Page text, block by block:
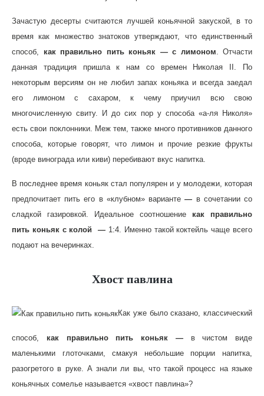
Зачастую десерты считаются лучшей коньячной закуской, в то
время как множество знатоков утверждают, что единственный
способ, как правильно пить коньяк — с лимоном. Отчасти
данная традиция пришла к нам со времен Николая II. По
некоторым версиям он не любил запах коньяка и всегда заедал
его лимоном с сахаром, к чему приучил всю свою
многочисленную свиту. И до сих пор у способа «а-ля Николя»
есть свои поклонники. Меж тем, также много противников данного
способа, которые говорят, что лимон и прочие резкие фрукты
(вроде винограда или киви) перебивают вкус напитка.
В последнее время коньяк стал популярен и у молодежи, которая
предпочитает пить его в «клубном» варианте — в сочетании со
сладкой газировкой. Идеальное соотношение как правильно
пить коньяк с колой
— 1:4. Именно такой коктейль чаще всего
подают на вечеринках.
Хвост павлина
Как уже было сказано, классический
способ, как правильно пить коньяк — в чистом виде
маленькими глоточками, смакуя небольшие порции напитка,
разогретого в руке. А знали ли вы, что такой процесс на языке
коньячных сомелье называется «хвост павлина»?